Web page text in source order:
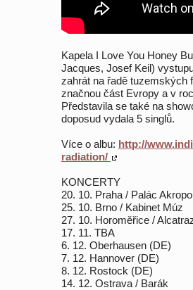
Kapela I Love You Honey
Jacques, Josef Keil)
zahrát na řadě tuzemských
značnou část Evropy a v
Představila se také na
doposud vydala 5 singlů.
Více o albu: http://
radiation/
KONCERTY
20. 10. Praha / Palác
25. 10. Brno / Kabinet Múz
27. 10. Horoměřice /
17. 11. TBA
6. 12. Oberhausen (DE)
7. 12. Hannover (DE)
8. 12. Rostock (DE)
14. 12. Ostrava / Barák